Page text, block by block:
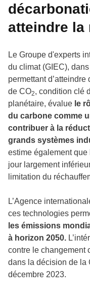
atteindre la
Le Groupe d'experts
du climat (GIEC),
permettant
de CO2, condition clé
planétaire, évalue le
du carbone comme
contribuer à la
grands systèmes
estime également
jour largement
limitation du
L’Agence
ces technologies
les émissions
à horizon 2050.
contre le changement
dans la décision de la
décembre 2023.